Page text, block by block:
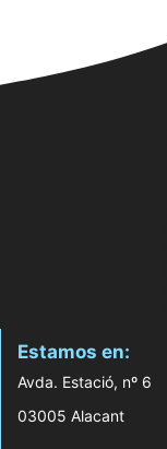
Estamos en:
Avda. Estació, nº 6
03005 Alacant